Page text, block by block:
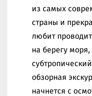
из самых
страны и
любит
на берегу моря,
обзорная
начнется с